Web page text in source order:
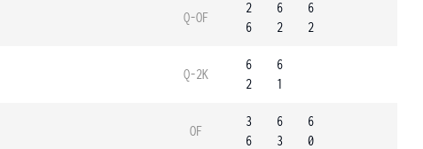
Q-OF
2
6
6
2
6
2
Q-2K
6
2
6
1
OF
3
6
6
3
6
0